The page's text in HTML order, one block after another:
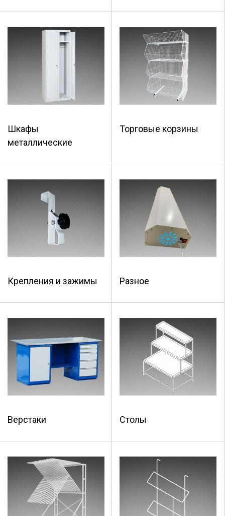
Шкафы
металлические
Торговые корзины
Крепления и зажимы Разное
Верстаки Столы